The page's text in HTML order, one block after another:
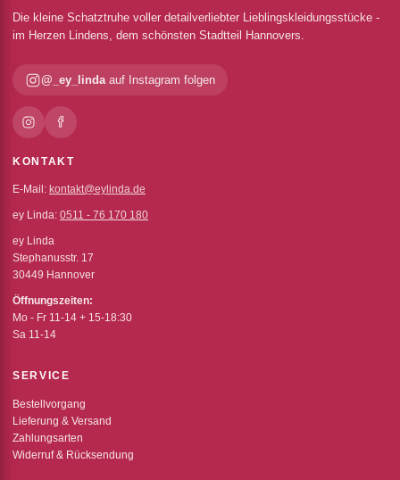
Die kleine Schatztruhe voller detailverliebter Lieblingskleidungsstücke -
im Herzen Lindens, dem schönsten Stadtteil Hannovers.
@_ey_lindaauf Instagram folgen
KONTAKT
E-Mail: kontakt@eylinda.de
ey Linda: 0511 - 76 170 180
ey Linda
Stephanusstr. 17
30449 Hannover
Öffnungszeiten:
Mo - Fr 11-14 + 15-18:30
Sa 11-14
SERVICE
Bestellvorgang
Lieferung & Versand
Zahlungsarten
Widerruf & Rücksendung